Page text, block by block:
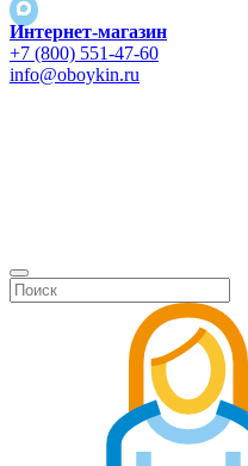
Интернет-магазин
+7 (800) 551-47-60
info@oboykin.ru